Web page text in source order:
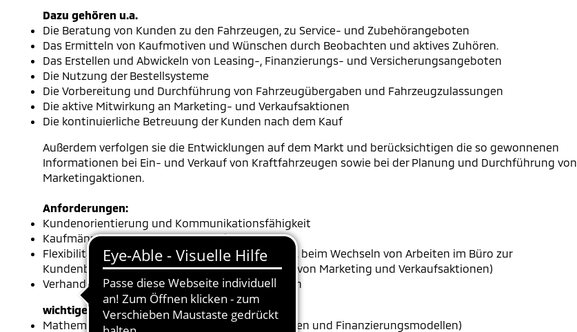
Dazu gehören u.a.
Die Beratung von Kunden zu den Fahrzeugen, zu Service- und Zubehörangeboten
Das Ermitteln von Kaufmotiven und Wünschen durch Beobachten und aktives Zuhören.
Das Erstellen und Abwickeln von Leasing-, Finanzierungs- und Versicherungsangeboten
Die Nutzung der Bestellsysteme
Die Vorbereitung und Durchführung von Fahrzeugübergaben und Fahrzeugzulassungen
Die aktive Mitwirkung an Marketing- und Verkaufsaktionen
Die kontinuierliche Betreuung der Kunden nach dem Kauf
Außerdem verfolgen sie die Entwicklungen auf dem Markt und berücksichtigen die so gewonnenen
Informationen bei Ein- und Verkauf von Kraftfahrzeugen sowie bei der Planung und Durchführung von
Marketingaktionen.
Anforderungen:
Kundenorientierung und Kommunikationsfähigkeit
Kaufmännisches Denken und Sorgfalt
Flexibilität und organisatorische Fähigkeiten (z.B. beim Wechseln von Arbeiten im Büro zur
Kundenberatung, beim Planen und Durchführen von Marketing und Verkaufsaktionen)
Verhandlungsgeschick und Einfühlungsvermögen
wichtige Schulfächer:
Mathematik (z.B. für das Berechnen von Angeboten und Finanzierungsmodellen)